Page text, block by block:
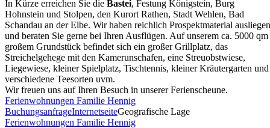
In Kürze erreichen Sie die Bastei, Festung Königstein, Burg
Hohnstein und Stolpen, den Kurort Rathen, Stadt Wehlen, Bad
Schandau an der Elbe. Wir haben reichlich Prospektmaterial ausliegen
und beraten Sie gerne bei Ihren Ausflügen. Auf unserem ca. 5000 qm
großem Grundstück befindet sich ein großer Grillplatz, das
Streichelgehege mit den Kamerunschafen, eine Streuobstwiese,
Liegewiese, kleiner Spielplatz, Tischtennis, kleiner Kräutergarten und
verschiedene Teesorten uvm.
Wir freuen uns auf Ihren Besuch in unserer Ferienscheune.
Ferienwohnungen Familie Hennig
BuchungsanfrageInternetseiteGeografische Lage
Ferienwohnungen Familie Hennig